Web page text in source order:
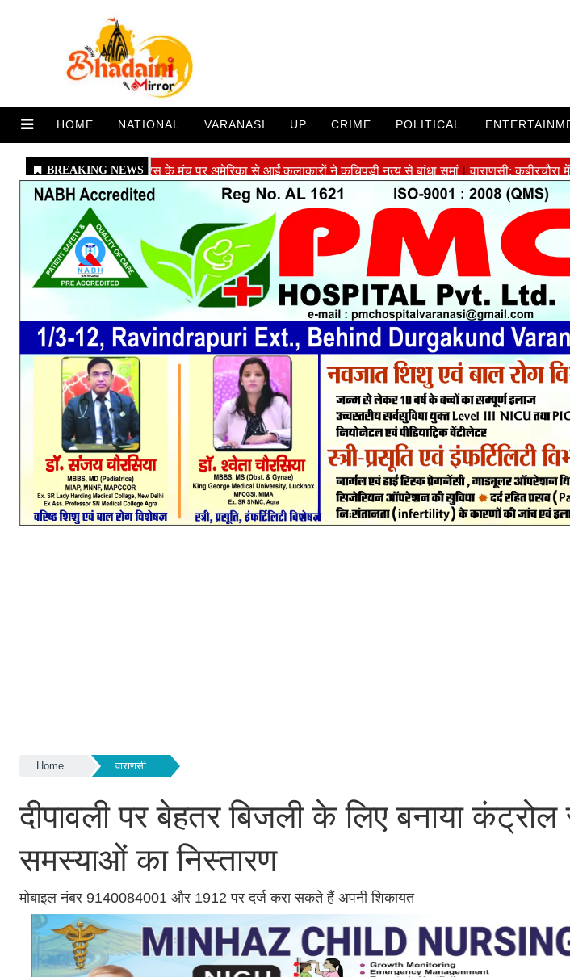
HOME NATIONAL VARANASI UP CRIME POLITICAL
Home वाराणसी
दीपावली पर बेहतर बिजली के लिए बनाया
समस्याओं का निस्तारण
मोबाइल नंबर 9140084001 और 1912 पर दर्ज करा सकते हैं अपनी शिकायत